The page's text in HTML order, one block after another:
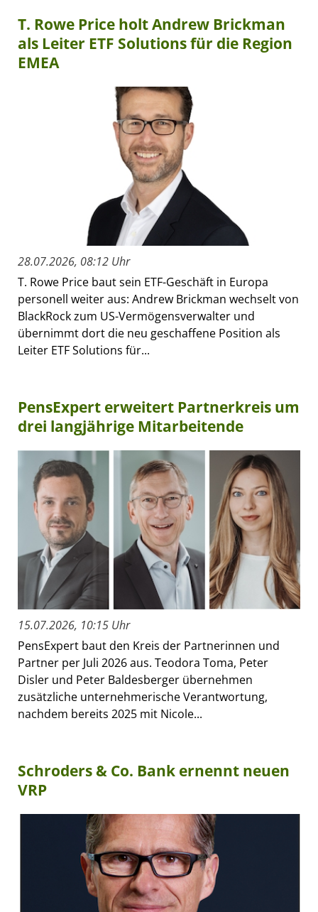
T. Rowe Price holt Andrew Brickman
als Leiter ETF Solutions für die Region
EMEA
28.07.2026, 08:12 Uhr
T. Rowe Price baut sein ETF-Geschäft in Europa
personell weiter aus: Andrew Brickman wechselt von
BlackRock zum US-Vermögensverwalter und
übernimmt dort die neu geschaffene Position als
Leiter ETF Solutions für...
PensExpert erweitert Partnerkreis um
drei langjährige Mitarbeitende
15.07.2026, 10:15 Uhr
PensExpert baut den Kreis der Partnerinnen und
Partner per Juli 2026 aus. Teodora Toma, Peter
Disler und Peter Baldesberger übernehmen
zusätzliche unternehmerische Verantwortung,
nachdem bereits 2025 mit Nicole...
Schroders & Co. Bank ernennt neuen
VRP